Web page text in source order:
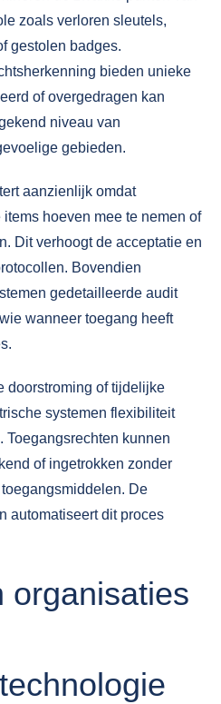
zoals verloren sleutels,
gestolen badges.
bieden unieke
of overgedragen kan
niveau van
gebieden.
aanzienlijk omdat
hoeven mee te nemen of
Dit verhoogt de acceptatie en
Bovendien
gedetailleerde audit
wanneer toegang heeft
doorstroming of tijdelijke
systemen flexibiliteit
Toegangsrechten kunnen
of ingetrokken zonder
De
automatiseert dit proces
organisaties